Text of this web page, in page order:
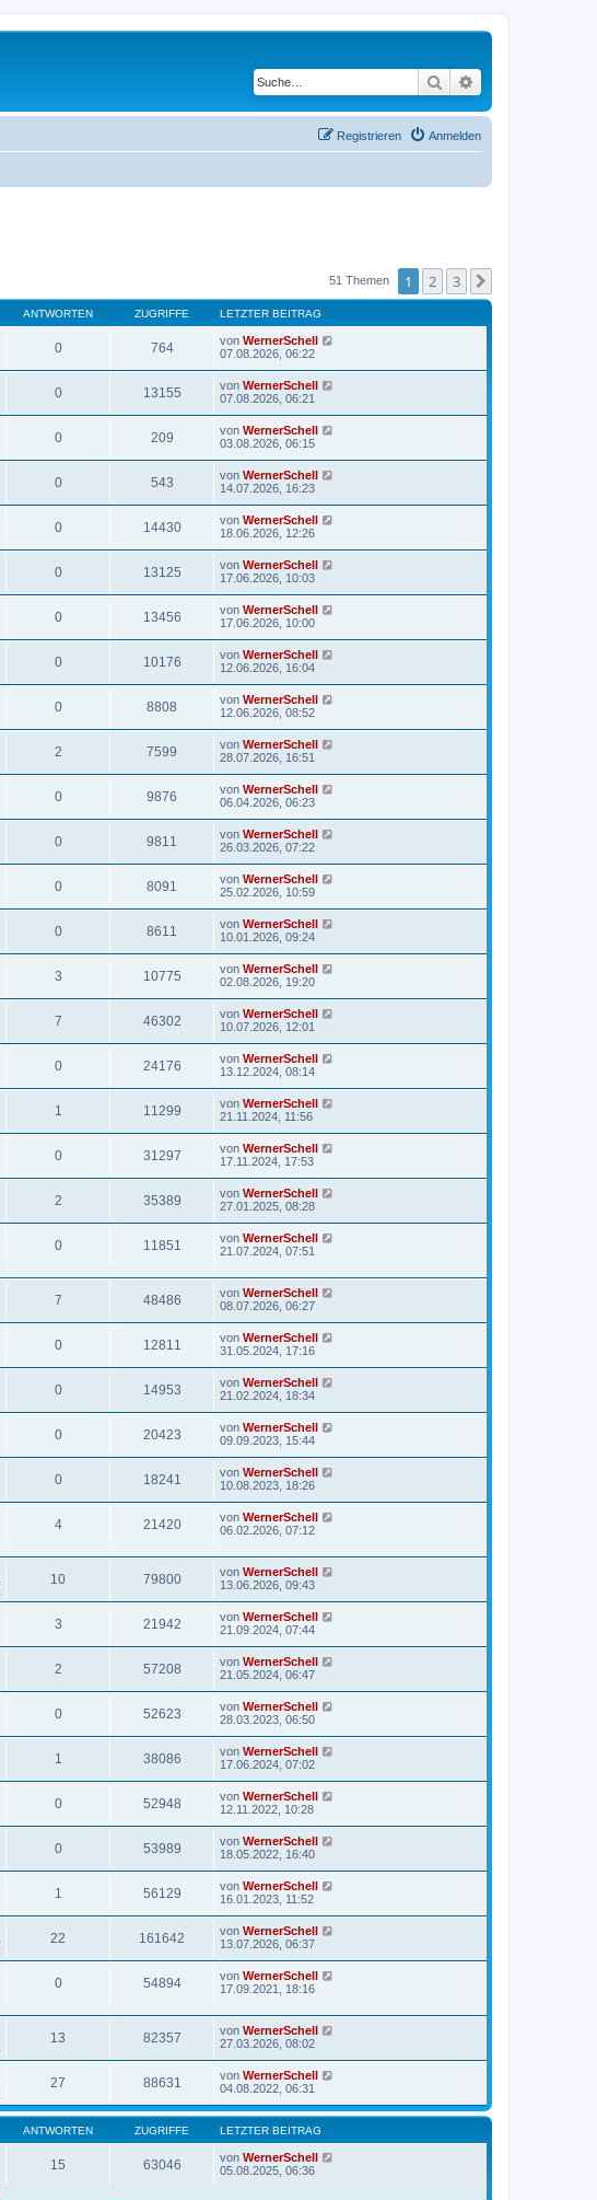
Suche
Anmelden
Registrieren
51 Themen 1 2 3
ANTWORTEN ZUGRIFFE LETZTER BEITRAG
0 764 von WernerSchell
07.08.2026, 06:22
0 13155 von WernerSchell
07.08.2026, 06:21
0 209 von WernerSchell
03.08.2026, 06:15
0 543 von WernerSchell
14.07.2026, 16:23
0 14430 von WernerSchell
18.06.2026, 12:26
0 13125 von WernerSchell
17.06.2026, 10:03
0 13456 von WernerSchell
17.06.2026, 10:00
0 10176 von WernerSchell
12.06.2026, 16:04
0 8808 von WernerSchell
12.06.2026, 08:52
2 7599 von WernerSchell
28.07.2026, 16:51
0 9876 von WernerSchell
06.04.2026, 06:23
0 9811 von WernerSchell
26.03.2026, 07:22
0 8091 von WernerSchell
25.02.2026, 10:59
0 8611 von WernerSchell
10.01.2026, 09:24
3 10775 von WernerSchell
02.08.2026, 19:20
7 46302 von WernerSchell
10.07.2026, 12:01
0 24176 von WernerSchell
13.12.2024, 08:14
1 11299 von WernerSchell
21.11.2024, 11:56
0 31297 von WernerSchell
17.11.2024, 17:53
2 35389 von WernerSchell
27.01.2025, 08:28
0 11851 von WernerSchell
21.07.2024, 07:51
7 48486 von WernerSchell
08.07.2026, 06:27
0 12811 von WernerSchell
31.05.2024, 17:16
0 14953 von WernerSchell
21.02.2024, 18:34
0 20423 von WernerSchell
09.09.2023, 15:44
0 18241 von WernerSchell
10.08.2023, 18:26
4 21420 von WernerSchell
06.02.2026, 07:12
10 79800 von WernerSchell
13.06.2026, 09:43
3 21942 von WernerSchell
21.09.2024, 07:44
2 57208 von WernerSchell
21.05.2024, 06:47
0 52623 von WernerSchell
28.03.2023, 06:50
1 38086 von WernerSchell
17.06.2024, 07:02
0 52948 von WernerSchell
12.11.2022, 10:28
0 53989 von WernerSchell
18.05.2022, 16:40
1 56129 von WernerSchell
16.01.2023, 11:52
22 161642 von WernerSchell
13.07.2026, 06:37
0 54894 von WernerSchell
17.09.2021, 18:16
13 82357 von WernerSchell
27.03.2026, 08:02
27 88631 von WernerSchell
04.08.2022, 06:31
ANTWORTEN ZUGRIFFE LETZTER BEITRAG
15 63046 von WernerSchell
05.08.2025, 06:36